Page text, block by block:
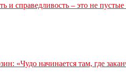
и справедливость – это не пустые
«Чудо начинается там, где